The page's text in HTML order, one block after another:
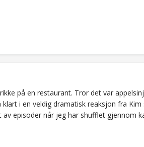
på en restaurant. Tror det var
i en veldig dramatisk reaksjon fra Kim
episoder når jeg har shufflet gjennom